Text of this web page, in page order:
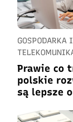
Prawie co
polskie
są lepsze